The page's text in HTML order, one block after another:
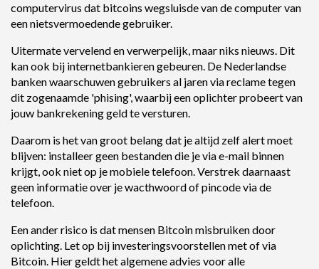
computervirus dat bitcoins wegsluisde van de computer van
een nietsvermoedende gebruiker.
Uitermate vervelend en verwerpelijk, maar niks nieuws. Dit
kan ook bij internetbankieren gebeuren. De Nederlandse
banken waarschuwen gebruikers al jaren via reclame tegen
dit zogenaamde 'phising', waarbij een oplichter probeert van
jouw bankrekening geld te versturen.
Daarom is het van groot belang dat je altijd zelf alert moet
blijven: installeer geen bestanden die je via e-mail binnen
krijgt, ook niet op je mobiele telefoon. Verstrek daarnaast
geen informatie over je wacthwoord of pincode via de
telefoon.
Een ander risico is dat mensen Bitcoin misbruiken door
oplichting. Let op bij investeringsvoorstellen met of via
Bitcoin. Hier geldt het algemene advies voor alle